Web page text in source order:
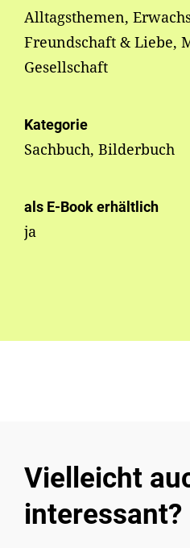
Alltagsthemen,
Freundschaft & Liebe,
Gesellschaft
Kategorie
Sachbuch, Bilderbuch
als E-Book erhältlich
ja
Vielleicht
interessant?